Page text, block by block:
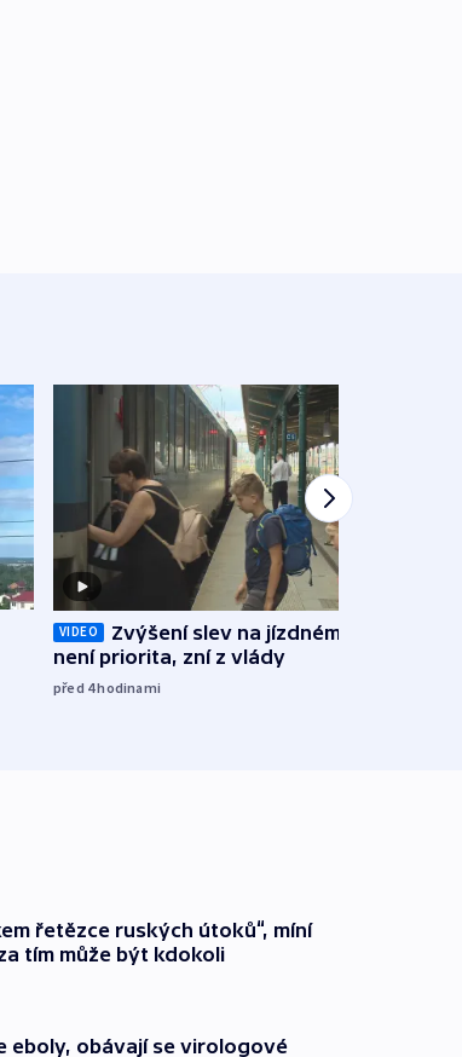
VIDEO
Zvýšení slev na jízdném teď
není priorita, zní z vlády
před 4hodinami
řetězce ruských útoků“, míní
tím může být kdokoli
eboly, obávají se virologové